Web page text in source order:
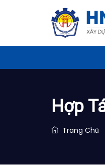
Hợp
Trang Chủ